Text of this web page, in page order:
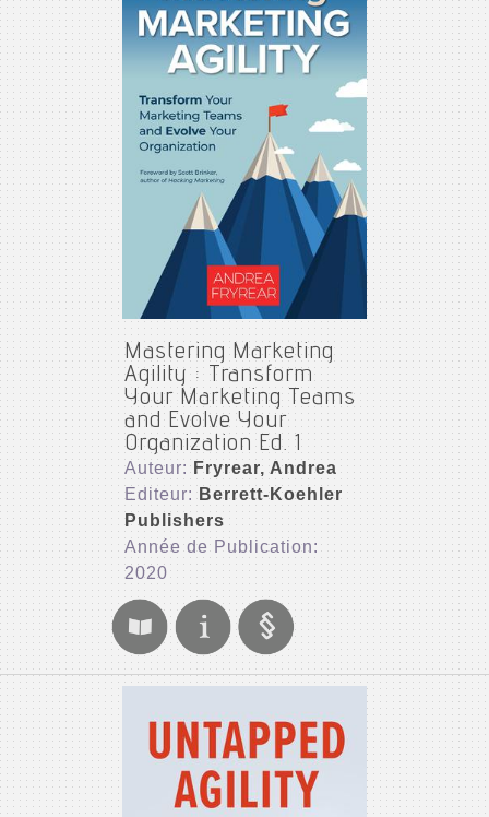
Mastering Marketing
Agility : Transform
Your Marketing Teams
and Evolve Your
Organization Ed. 1
Auteur: Fryrear, Andrea
Editeur: Berrett-Koehler
Publishers
Année de Publication:
2020